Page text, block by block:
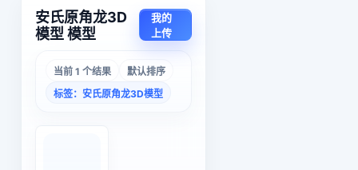
安氏原角龙3D
模型 模型
我的
上传
当前 1 个结果
默认排序
标签：安氏原角龙3D模型